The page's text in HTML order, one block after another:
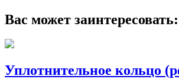
Вас может заинтересовать:
Уплотнительное кольцо